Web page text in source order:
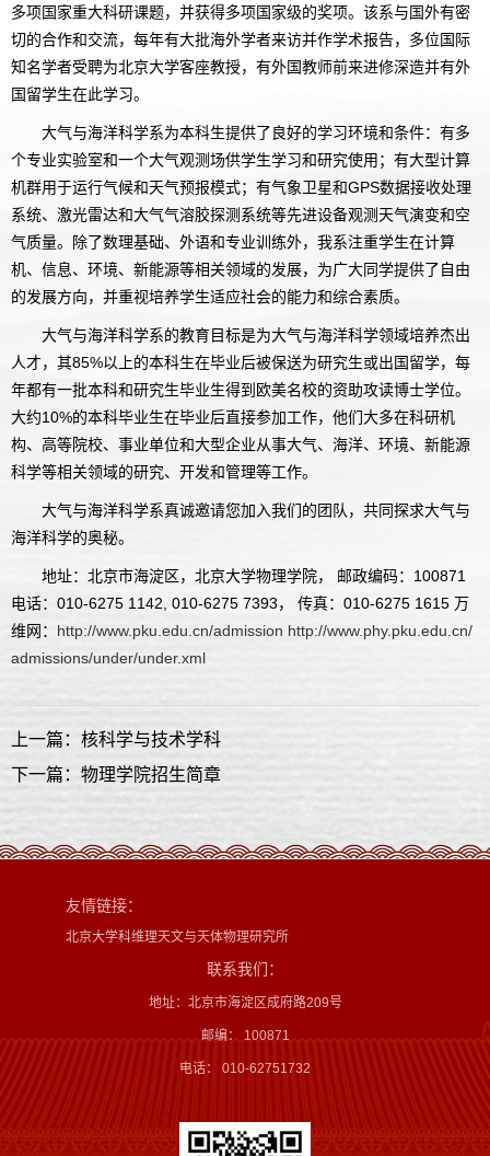
多项国家重大科研课题，并获得多项国家级的奖项。该系与国外有密
切的合作和交流，每年有大批海外学者来访并作学术报告，多位国际
知名学者受聘为北京大学客座教授，有外国教师前来进修深造并有外
国留学生在此学习。
大气与海洋科学系为本科生提供了良好的学习环境和条件：有多
个专业实验室和一个大气观测场供学生学习和研究使用；有大型计算
机群用于运行气候和天气预报模式；有气象卫星和GPS数据接收处理
系统、激光雷达和大气气溶胶探测系统等先进设备观测天气演变和空
气质量。除了数理基础、外语和专业训练外，我系注重学生在计算
机、信息、环境、新能源等相关领域的发展，为广大同学提供了自由
的发展方向，并重视培养学生适应社会的能力和综合素质。
大气与海洋科学系的教育目标是为大气与海洋科学领域培养杰出
人才，其85%以上的本科生在毕业后被保送为研究生或出国留学，每
年都有一批本科和研究生毕业生得到欧美名校的资助攻读博士学位。
大约10%的本科毕业生在毕业后直接参加工作，他们大多在科研机
构、高等院校、事业单位和大型企业从事大气、海洋、环境、新能源
科学等相关领域的研究、开发和管理等工作。
大气与海洋科学系真诚邀请您加入我们的团队，共同探求大气与
海洋科学的奥秘。
地址：北京市海淀区，北京大学物理学院， 邮政编码：100871
电话：010-6275 1142, 010-6275 7393， 传真：010-6275 1615 万
维网： http://www.pku.edu.cn/admission http://www.phy.pku.edu.cn/
admissions/under/under.xml
上一篇：核科学与技术学科
下一篇：物理学院招生简章
友情链接：
北京大学科维理天文与天体物理研究所
联系我们：
地址：北京市海淀区成府路209号
邮编： 100871
电话： 010-62751732